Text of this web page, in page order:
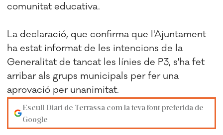
comunitat educativa.
La declaració, que confirma que l'Ajuntament
ha estat informat de les intencions de la
Generalitat de tancat les línies de P3, s'ha fet
arribar als grups municipals per fer una
aprovació per unanimitat.
Escull Diari de Terrassa com la teva font preferida de
Google